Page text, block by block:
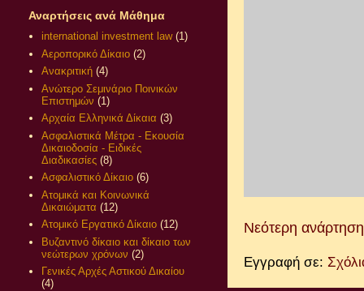
Νεότερη ανάρτηση
Εγγραφή σε:
Αναρτήσεις ανά Μάθημα
international investment law (1)
Αεροπορικό Δίκαιο (2)
Ανακριτική (4)
Ανώτερο Σεμινάριο Ποινικών
Επιστημών (1)
Αρχαία Ελληνικά Δίκαια (3)
Ασφαλιστικά Μέτρα - Εκουσία
Δικαιοδοσία - Ειδικές
Διαδικασίες (8)
Ασφαλιστικό Δίκαιο (6)
Ατομικά και Κοινωνικά
Δικαιώματα (12)
Ατομικό Εργατικό Δίκαιο (12)
Βυζαντινό δίκαιο και δίκαιο των
νεώτερων χρόνων (2)
Γενικές Αρχές Αστικού Δικαίου
(4)